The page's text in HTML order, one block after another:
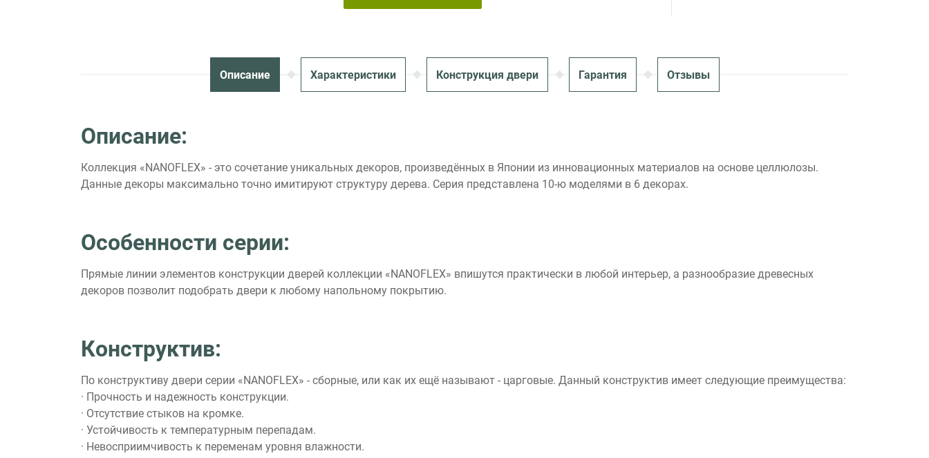
Описание Характеристики Конструкция двери Гарантия Отзывы
Описание:
Коллекция «NANOFLEX» - это сочетание уникальных декоров, произведённых в Японии из инновационных материалов на основе целлюлозы.
Данные декоры максимально точно имитируют структуру дерева. Серия представлена 10-ю моделями в 6 декорах.
Особенности серии:
Прямые линии элементов конструкции дверей коллекции «NANOFLEX» впишутся практически в любой интерьер, а разнообразие древесных
декоров позволит подобрать двери к любому напольному покрытию.
Конструктив:
По конструктиву двери серии «NANOFLEX» - сборные, или как их ещё называют - царговые. Данный конструктив имеет следующие преимущества:
· Прочность и надежность конструкции.
· Отсутствие стыков на кромке.
· Устойчивость к температурным перепадам.
· Невосприимчивость к переменам уровня влажности.